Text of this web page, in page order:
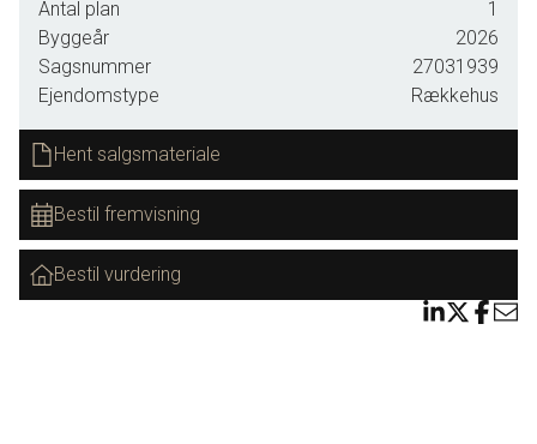
Rækkehusene er beliggende ud mod grønne marker og de omkringliggende
grønne fælles opholdsområder. I første etape opføres fire rækkevillaer.
Du kan sætte dit personlige præg på boligen, da du har mulighed for at have
indflydelse på inventarsammensætning og udseende.
• Boligareal 121-146 kvm
• Lavt energiforbrug
• Materialer i høj kvalitet
• Nøglefærdig inkl. have, terrasse, carport og skur
Antal plan
1
Byggeår
2026
Sagsnummer
27031939
Ejendomstype
Rækkehus
Hent salgsmateriale
Bestil fremvisning
Bestil vurdering